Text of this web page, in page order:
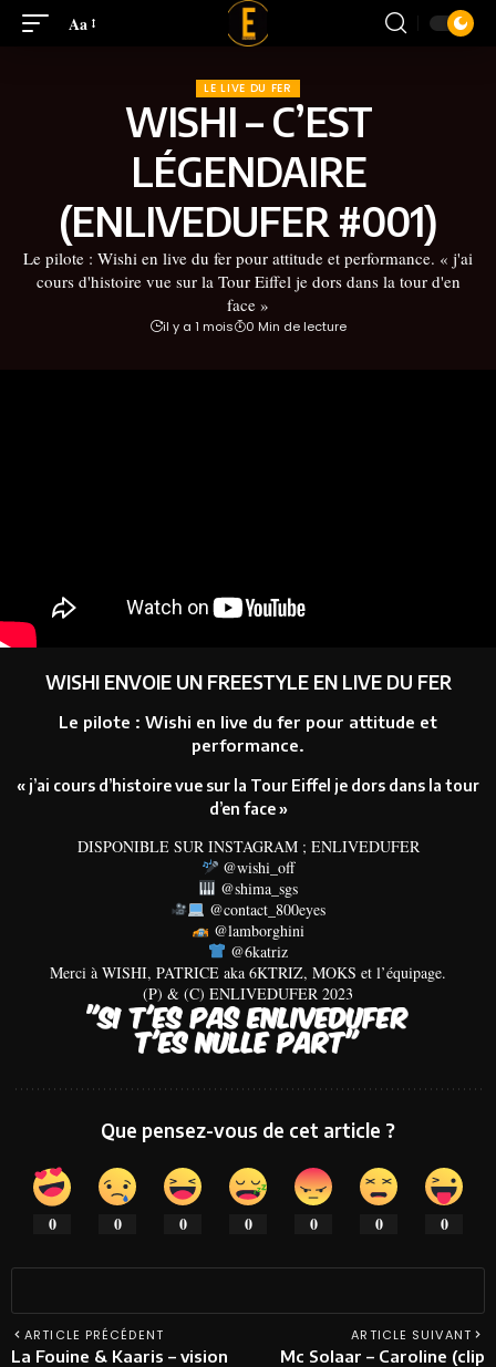
Aa
LE LIVE DU FER
WISHI – C’EST
LÉGENDAIRE
(ENLIVEDUFER #001)
Le pilote : Wishi en live du fer pour attitude et performance. « j'ai
cours d'histoire vue sur la Tour Eiffel je dors dans la tour d'en
face »
il y a 1 mois 0 Min de lecture
WISHI ENVOIE UN FREESTYLE EN LIVE DU FER
Le pilote : Wishi en live du fer pour attitude et
performance.
« j’ai cours d’histoire vue sur la Tour Eiffel je dors dans la tour
d’en face »
DISPONIBLE SUR INSTAGRAM ; ENLIVEDUFER
@wishi_off
@shima_sgs
@contact_800eyes
@lamborghini
@6katriz
Merci à WISHI, PATRICE aka 6KTRIZ, MOKS et l’équipage.
(P) & (C) ENLIVEDUFER 2023
Que pensez-vous de cet article ?
0 0 0 0 0 0 0
ARTICLE PRÉCÉDENT
La Fouine & Kaaris – vision
ARTICLE SUIVANT
Mc Solaar – Caroline (clip